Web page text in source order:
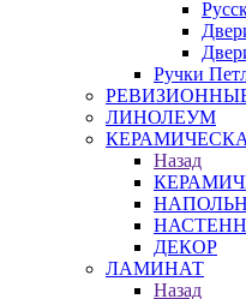
Ручки
ЛИНОЛЕУМ
Назад
ДЕКОР
ЛАМИНАТ
Назад